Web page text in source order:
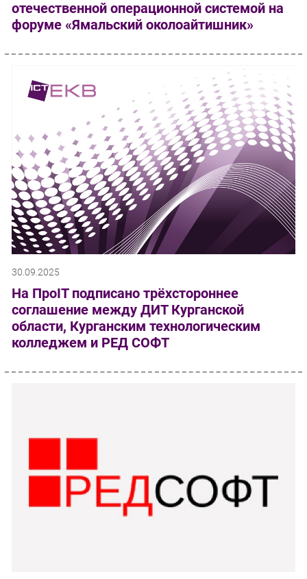
отечественной операционной системой на
форуме «Ямальский околоайтишник»
30.09.2025
На ПроIT подписано трёхстороннее
соглашение между ДИТ Курганской
области, Курганским технологическим
колледжем и РЕД СОФТ